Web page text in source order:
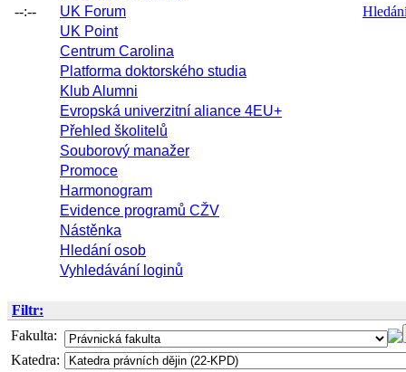
--:--
UK Forum
UK Point
Centrum Carolina
Platforma doktorského studia
Klub Alumni
Evropská univerzitní aliance 4EU+
Přehled školitelů
Souborový manažer
Promoce
Harmonogram
Evidence programů CŽV
Nástěnka
Hledání osob
Vyhledávání loginů
Filtr:
Fakulta:
Katedra: